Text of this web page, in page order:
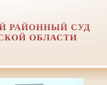
РАЙОННЫЙ СУД
ОБЛАСТИ